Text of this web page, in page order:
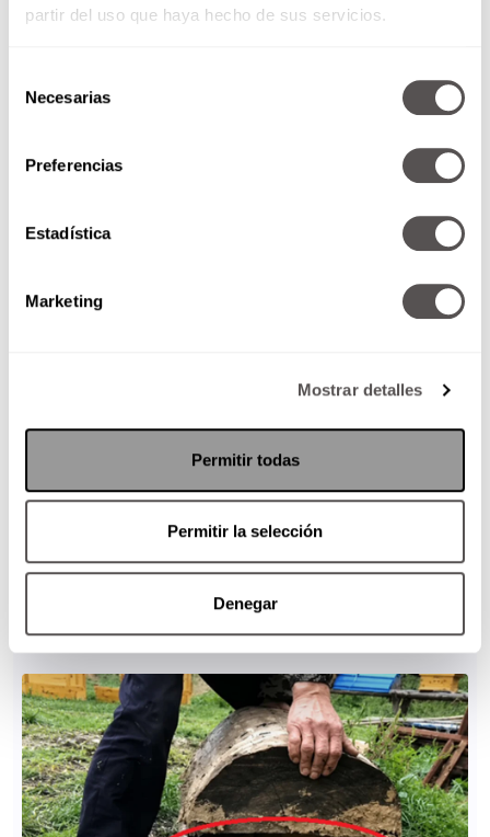
partir del uso que haya hecho de sus servicios.
Necesarias
Preferencias
Estadística
Marketing
Mostrar detalles
Permitir todas
Permitir la selección
Denegar